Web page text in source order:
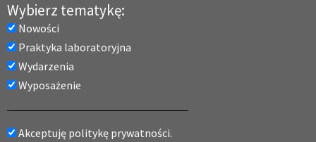
Wybierz tematykę:
Nowości
Praktyka laboratoryjna
Wydarzenia
Wyposażenie
Akceptuję politykę prywatności.